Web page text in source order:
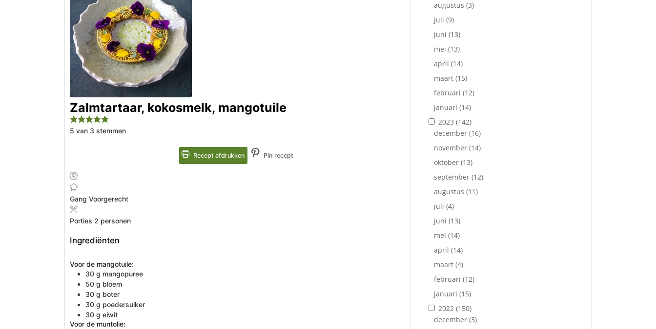
Zalmtartaar, kokosmelk, mangotuile
5 van 3 stemmen
Recept afdrukken Pin recept
Gang Voorgerecht
Porties 2 personen
Ingrediënten
Voor de mangotuile:
30 g mangopuree
50 g bloem
30 g boter
30 g poedersuiker
30 g eiwit
Voor de muntolie:
augustus (3)
juli (9)
juni (13)
mei (13)
april (14)
maart(15)
februari (12)
januari (14)
2023 (142)
december(16)
november(14)
oktober(13)
september(12)
augustus (11)
juli (4)
juni (13)
mei (14)
april (14)
maart(4)
februari (12)
januari (15)
2022(150)
december(3)